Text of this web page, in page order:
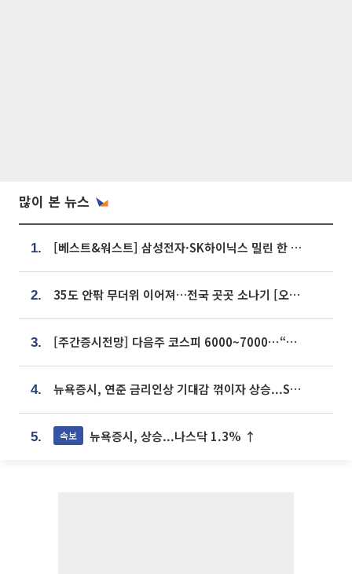
많이 본 뉴스
1. [베스트&워스트] 삼성전자·SK하이닉스 밀린 한 주…상상인증권은 85% 급등
2. 35도 안팎 무더위 이어져…전국 곳곳 소나기 [오늘 날씨]
3. [주간증시전망] 다음주 코스피 6000~7000⋯“外人 수급은 정책이 변수”
4. 뉴욕증시, 연준 금리인상 기대감 꺾이자 상승...S&P500 사상 최고치 [종합]
5. 속보 뉴욕증시, 상승...나스닥 1.3% ↑